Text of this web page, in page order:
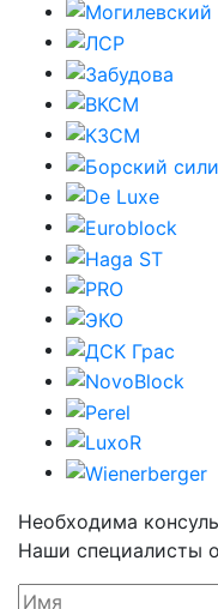
Необходима
Наши специалисты